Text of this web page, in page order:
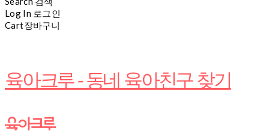
Log In 로그인
Cart장바구니
육아크루 - 동네 육아친구 찾기